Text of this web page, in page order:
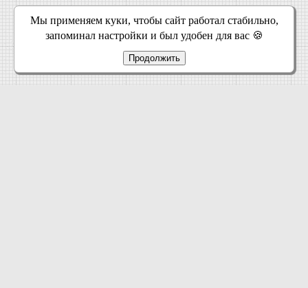
Мы применяем куки, чтобы сайт работал стабильно,
запоминал настройки и был удобен для вас 🍪
Продолжить